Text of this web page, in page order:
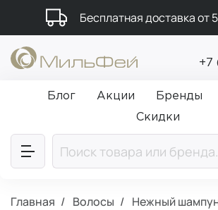
Бесплатная доставка от
Промокод ПРИВЕТ
Подарки в каждый заказ от
+7
Блог Акции Бренды
Скидки
Главная Волосы
Нежный